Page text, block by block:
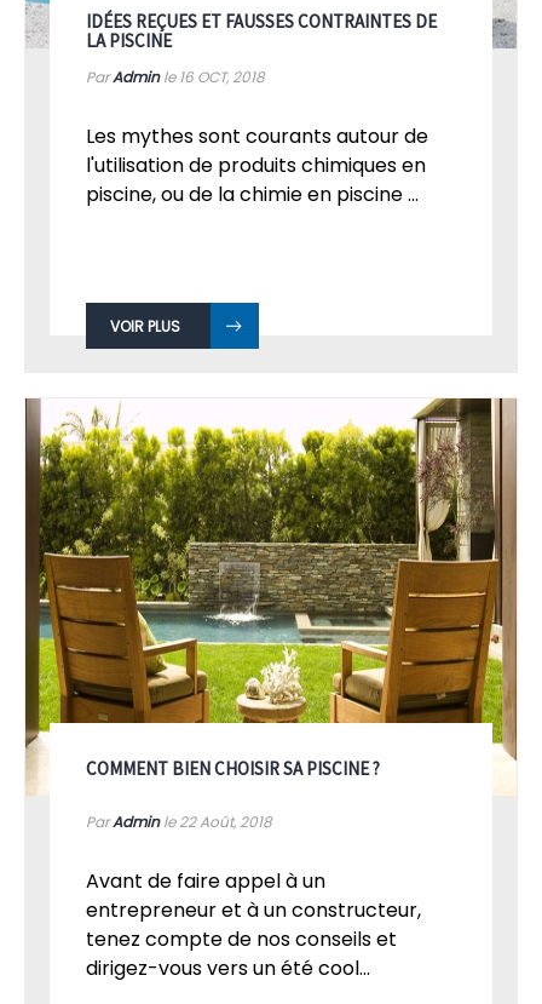
IDÉES REÇUES ET FAUSSES CONTRAINTES DE
LA PISCINE
ParAdminle 16 OCT, 2018
Les mythes sont courants autour de
l'utilisation de produits chimiques en
piscine, ou de la chimie en piscine ...
VOIR PLUS
COMMENT BIEN CHOISIR SA PISCINE ?
ParAdminle 22Août, 2018
Avant de faire appel à un
entrepreneur et à un constructeur,
tenez compte de nos conseils et
dirigez-vous vers un été cool...